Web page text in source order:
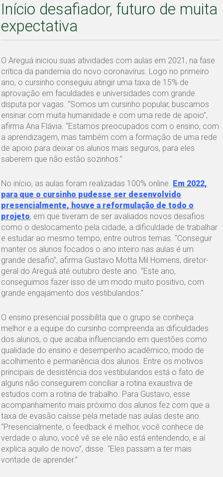
Início desafiador, futuro de muita
expectativa
O Areguá iniciou suas atividades com aulas em 2021, na fase
crítica da pandemia do novo coronavírus. Logo no primeiro
ano, o cursinho conseguiu atingir uma taxa de 15% de
aprovação em faculdades e universidades com grande
disputa por vagas. “Somos um cursinho popular, buscamos
ensinar com muita humanidade e com uma rede de apoio”,
afirma Ana Flávia. “Estamos preocupados com o ensino, com
a aprendizagem, mas também com a formação de uma rede
de apoio para deixar os alunos mais seguros, para eles
saberem que não estão sozinhos.”
No início, as aulas foram realizadas 100% online. Em 2022,
para que o cursinho pudesse ser desenvolvido
presencialmente, houve a reformulação de todo o
projeto, em que tiveram de ser avaliados novos desafios
como o deslocamento pela cidade, a dificuldade de trabalhar
e estudar ao mesmo tempo, entre outros temas. “Conseguir
manter os alunos focados o ano inteiro nas aulas é um
grande desafio”, afirma Gustavo Motta Mil Homens, diretor-
geral do Areguá até outubro deste ano. “Este ano,
conseguimos fazer isso de um modo muito positivo, com
grande engajamento dos vestibulandos.”
O ensino presencial possibilita que o grupo se conheça
melhor e a equipe do cursinho compreenda as dificuldades
dos alunos, o que acaba influenciando em questões como
qualidade do ensino e desempenho acadêmico, modo de
acolhimento e permanência dos alunos. Entre os motivos
principais de desistência dos vestibulandos está o fato de
alguns não conseguirem conciliar a rotina exaustiva de
estudos com a rotina de trabalho. Para Gustavo, esse
acompanhamento mais próximo dos alunos fez com que a
taxa de evasão caísse pela metade nas aulas deste ano.
“Presencialmente, o feedback é melhor, você conhece de
verdade o aluno, você vê se ele não está entendendo, e aí
explica aquilo de novo”, disse. “Eles passam a ter mais
vontade de aprender.”